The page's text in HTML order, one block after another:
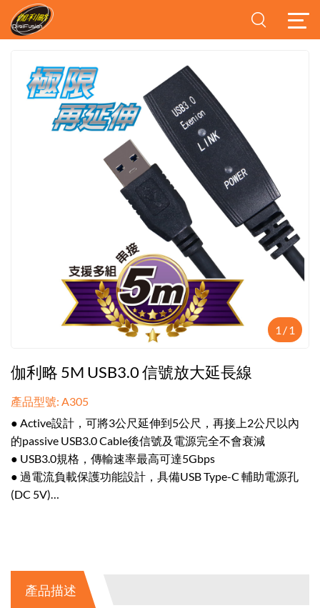
1 /1
伽利略 5M USB3.0 信號放大延長線
產品型號: A305
● Active設計，可將3公尺延伸到5公尺，再接上2公尺以內
的passive USB3.0 Cable後信號及電源完全不會衰減
● USB3.0規格，傳輸速率最高可達5Gbps
● 過電流負載保護功能設計，具備USB Type-C 輔助電源孔
(DC 5V)
產品描述